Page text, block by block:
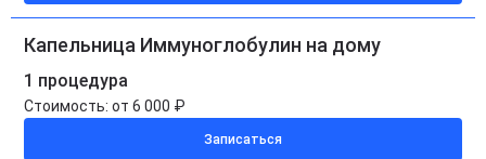
Капельница Иммуноглобулин на дому
1 процедура
Стоимость: от 6 000 ₽
Записаться